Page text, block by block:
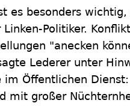
es besonders
Politiker.
"anecken
Lederer unter
im Öffentlichen
mit großer